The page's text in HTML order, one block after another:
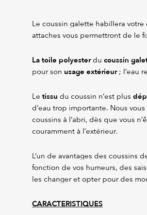
Le coussin galette habillera votre
attaches vous permettront de le
La toile polyesterdu coussin
pour son usage extérieur; l’eau
Le tissu du coussin n’est plus
d’eau trop importante. Nous
coussins à l’abri, dès que vous
couramment à l’extérieur.
L’un de avantages des coussins
fonction de vos humeurs, des
les changer et opter pour des
CARACTERISTIQUES